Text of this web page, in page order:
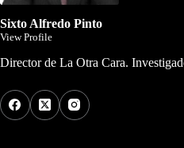
Sixto Alfredo Pinto
View Profile
Director de La Otra Cara.